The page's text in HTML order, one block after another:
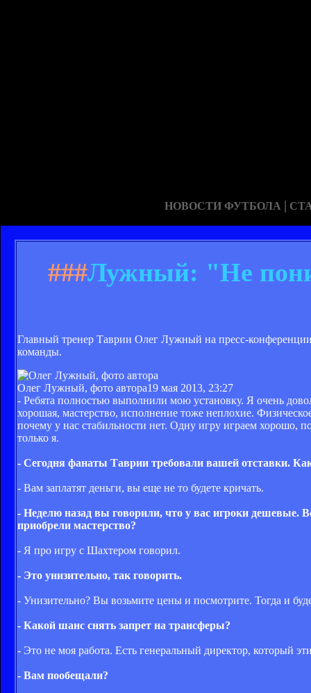
НОВОСТИ ФУТБОЛА |
###Лужный: "Не
Главный тренер Таврии Олег Лужный на пресс-
команды.
Олег Лужный, фото автора19 мая 2013, 23:27
- Ребята полностью выполнили мою установку. Я очень
хорошая, мастерство, исполнение тоже неплохие.
почему у нас стабильности нет. Одну игру играем хорошо,
только я.
- Сегодня фанаты Таврии требовали вашей отставки.
- Вам заплатят деньги, вы еще не то будете кричать.
- Неделю назад вы говорили, что у вас игроки дешевые.
приобрели мастерство?
- Я про игру с Шахтером говорил.
- Это унизительно, так говорить.
- Унизительно? Вы возьмите цены и посмотрите. Тогда и
- Какой шанс снять запрет на трансферы?
- Это не моя работа. Есть генеральный директор, который
- Вам пообещали?